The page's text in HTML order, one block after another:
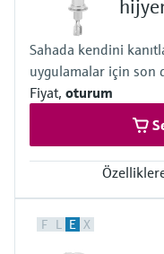
Min. density of medium
0.5 g/cm³
(0.4 g/cm³ optional)
Sahada kendini
uygulamalar için son
Fiyat, oturum
-50 °C...+150 °C
F L E X